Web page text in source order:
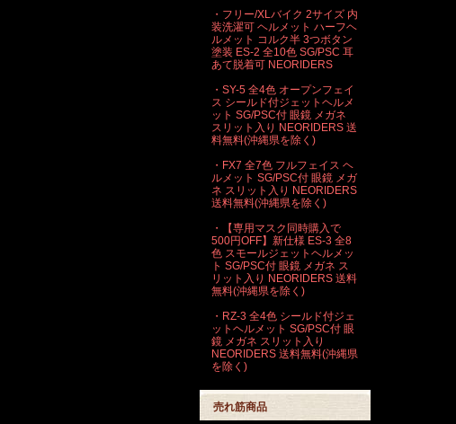
・フリー/XLバイク 2サイズ 内
装洗濯可 ヘルメット ハーフヘ
ルメット コルク半 3つボタン
塗装 ES-2 全10色 SG/PSC 耳
あて脱着可 NEORIDERS
・SY-5 全4色 オープンフェイ
ス シールド付ジェットヘルメ
ット SG/PSC付 眼鏡 メガネ
スリット入り NEORIDERS 送
料無料(沖縄県を除く)
・FX7 全7色 フルフェイス ヘ
ルメット SG/PSC付 眼鏡 メガ
ネ スリット入り NEORIDERS
送料無料(沖縄県を除く)
・【専用マスク同時購入で
500円OFF】新仕様 ES-3 全8
色 スモールジェットヘルメッ
ト SG/PSC付 眼鏡 メガネ ス
リット入り NEORIDERS 送料
無料(沖縄県を除く)
・RZ-3 全4色 シールド付ジェ
ットヘルメット SG/PSC付 眼
鏡 メガネ スリット入り
NEORIDERS 送料無料(沖縄県
を除く)
売れ筋商品